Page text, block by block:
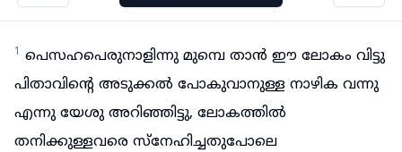
1 പെസഹപെരുനാളിന്നു മുമ്പെ താൻ ഈ ലോകം വിട്ടു
പിതാവിന്റെ അടുക്കൽ പോകുവാനുള്ള നാഴിക വന്നു
എന്നു യേശു അറിഞ്ഞിട്ടു, ലോകത്തിൽ
തനിക്കുള്ളവരെ സ്നേഹിച്ചതുപോലെ